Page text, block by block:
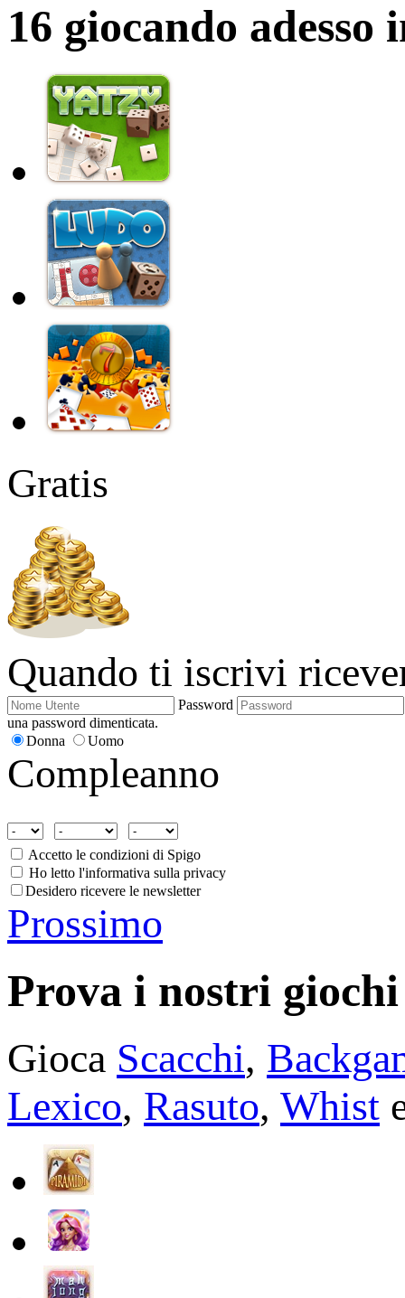
16 giocando adesso
Gratis
Quando ti iscrivi
Password
una password dimenticata.
Donna
Uomo
Compleanno
Accetto le condizioni di Spigo
Ho letto l'informativa sulla privacy
Desidero ricevere le newsletter
Prossimo
Prova i nostri giochi
Gioca Scacchi,
Lexico, Rasuto, Whist